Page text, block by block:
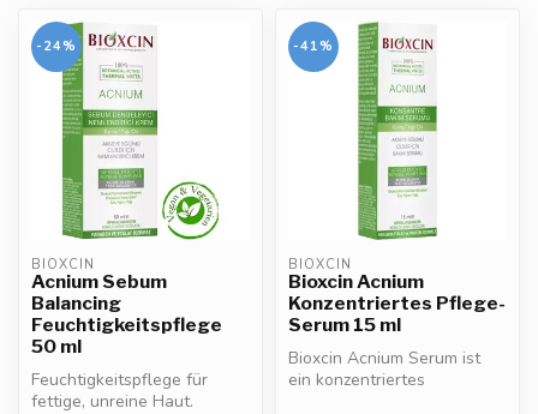
-24%
BIOXCIN
Acnium Sebum
Balancing
Feuchtigkeitspflege
50 ml
Feuchtigkeitspflege für
fettige, unreine Haut.
-41%
BIOXCIN
Bioxcin Acnium
Konzentriertes Pflege-
Serum 15 ml
Bioxcin Acnium Serum ist
ein konzentriertes